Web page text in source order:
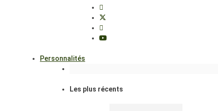
Personnalités
Les plus récents